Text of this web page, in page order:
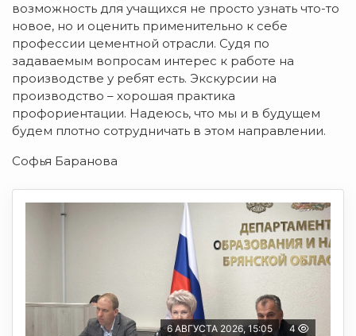
возможность для учащихся не просто узнать что-то
новое, но и оценить применительно к себе
профессии цементной отрасли. Судя по
задаваемым вопросам интерес к работе на
производстве у ребят есть. Экскурсии на
производство – хорошая практика
профориентации. Надеюсь, что мы и в будущем
будем плотно сотрудничать в этом направлении.
Софья Баранова
6 АВГУСТА 2026, 15:05 4